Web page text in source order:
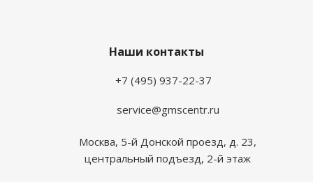
Наши контакты
+7 (495) 937-22-37
service@gmscentr.ru
Москва, 5-й Донской проезд, д. 23,
центральный подъезд, 2-й этаж